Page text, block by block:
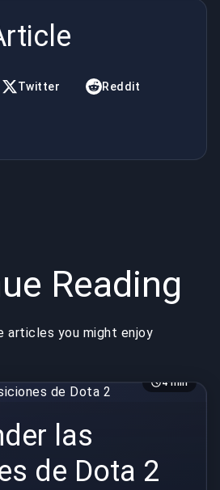
Twitter Reddit
Reading
articles you might enjoy
4 min
las
de Dota 2